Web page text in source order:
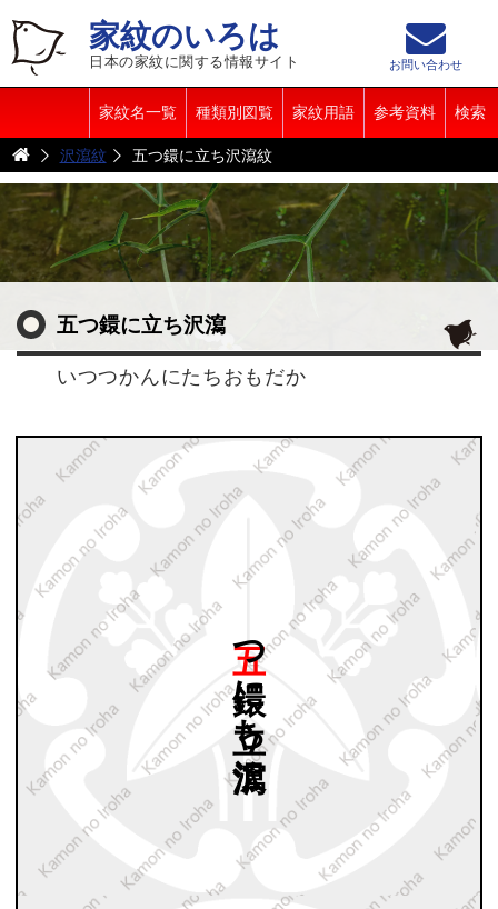
家紋のいろは
日本の家紋に関する情報サイト
家紋名一覧 種類別図覧 家紋用語 参考資料 検索
お問い合わせ
沢瀉紋 五つ鐶に立ち沢瀉紋
五つ鐶に立ち沢瀉
いつつかんにたちおもだか
沢瀉